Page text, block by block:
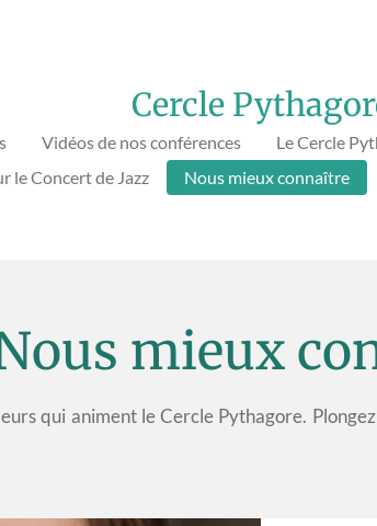
Cercle
Vidéos de nos conférences Le Cercle
le Concert de Jazz
Nous mieux connaître
mieux
qui animent le Cercle Pythagore.